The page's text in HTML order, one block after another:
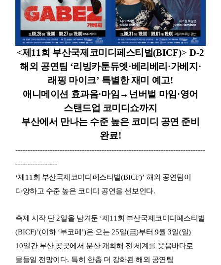
<제 11회 부산국제코미디페스티벌(BICF)> D-2
해외 공연팀 ‘리빙카툰듀엣·베리베리 ·가베지 ·
래핑 마이크’ 특별한 재미 예고!
애니메이션 효과음·마임→ 넌버벌 마임·영어
스탠드업 코미디쇼까지
부산에서 만나는 수준 높은 코미디 공연 준비
완료!
-----------------------------------------------------------------------------
-----------------
‘제 11 회 부산국제코미디페스티벌(BICF)’ 해외 공연팀이
다양하고 수준 높은 코미디 공연을 선보인다.
축제 시작 단 2일을 남겨둔 ‘제 11 회 부산국제코미디페스티벌
(BICF)’(이하 ‘부코페 ’)은 오는 25일(금)부터 9월 3일(일)
10일간 부산 곳곳에서 분산 개최해 전 세계를 웃음바다로
물들일 전망이다. 특히 한층 더 강화된 해외 공연팀